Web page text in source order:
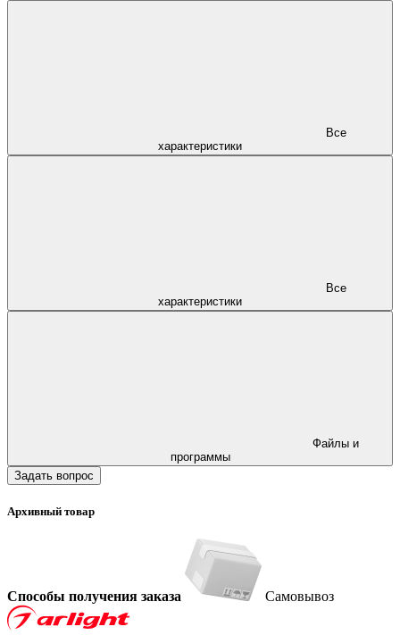
характеристики
характеристики
программы
Задать вопрос
Архивный товар
Способы получения заказа Самовывоз